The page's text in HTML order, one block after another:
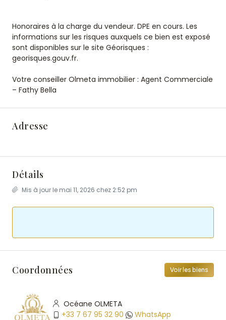
Honoraires à la charge du vendeur. DPE en cours. Les
informations sur les risques auxquels ce bien est exposé
sont disponibles sur le site Géorisques :
georisques.gouv.fr.
Votre conseiller Olmeta immobilier : Agent Commerciale
– Fathy Bella
Adresse
Détails
Mis à jour le mai 11, 2026 chez 2:52 pm
Coordonnées Voir les biens
Océane OLMETA
+33 7 67 95 32 90
WhatsApp